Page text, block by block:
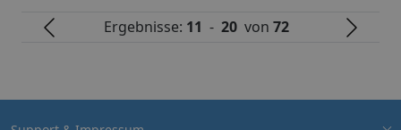
Ergebnisse: 11 -20 von72